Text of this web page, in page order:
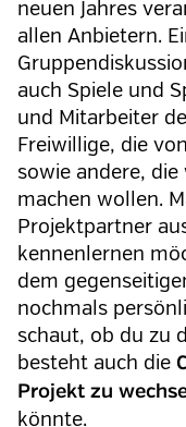
neuen Jahres
allen Anbietern.
auch Spiele und
und Mitarbeiter
Freiwillige, die
sowie andere,
machen wollen.
Projektpartner
kennenlernen
dem
nochmals
schaut, ob du zu
besteht auch die
Projekt zu
könnte.